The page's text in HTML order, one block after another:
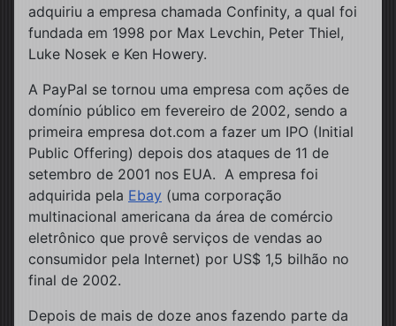
adquiriu a empresa chamada Confinity, a qual foi
fundada em 1998 por Max Levchin, Peter Thiel,
Luke Nosek e Ken Howery.
A PayPal se tornou uma empresa com ações de
domínio público em fevereiro de 2002, sendo a
primeira empresa dot.com a fazer um IPO (Initial
Public Offering) depois dos ataques de 11 de
setembro de 2001 nos EUA. A empresa foi
adquirida pela Ebay (uma corporação
multinacional americana da área de comércio
eletrônico que provê serviços de vendas ao
consumidor pela Internet) por US$ 1,5 bilhão no
final de 2002.
Depois de mais de doze anos fazendo parte da